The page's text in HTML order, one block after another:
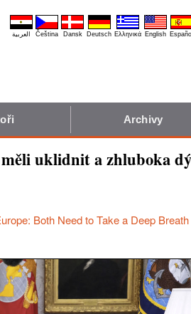
العربية Čeština Dansk Deutsch Ελληνικά English Español
Archivy
uklidnit a zhluboka
Both Need to Take a Deep Breath